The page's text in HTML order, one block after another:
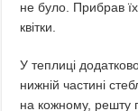
не було. Прибрав їх
квітки.
У теплиці
нижній частині
на кожному, решту